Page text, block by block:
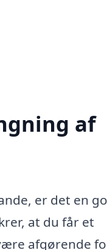
af
er det en
at du får et
afgørende